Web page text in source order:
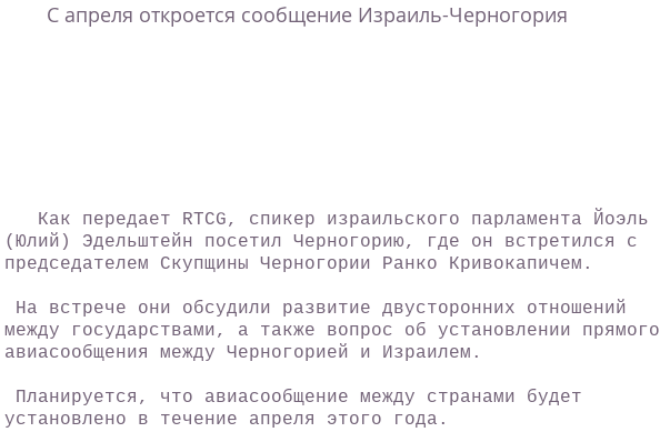
С апреля откроется сообщение Израиль-Черногория
Как передает RTCG, спикер израильского парламента Йоэль
(Юлий) Эдельштейн посетил Черногорию, где он встретился с
председателем Скупщины Черногории Ранко Кривокапичем.
На встрече они обсудили развитие двусторонних отношений
между государствами, а также вопрос об установлении прямого
авиасообщения между Черногорией и Израилем.
Планируется, что авиасообщение между странами будет
установлено в течение апреля этого года.